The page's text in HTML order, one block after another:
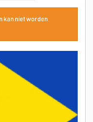
kan niet worden